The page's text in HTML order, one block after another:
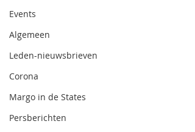
Events
Algemeen
Leden-nieuwsbrieven
Corona
Margo in de States
Persberichten